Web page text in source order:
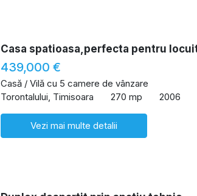
Casa spatioasa,perfecta pentru
439,000 €
Casă / Vilă cu 5 camere de vânzare
Torontalului, Timisoara
270 mp 2006
Vezi mai multe detalii